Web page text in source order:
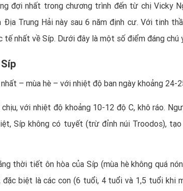
đợi nhất trong chương trình đến từ chị Vicky
Trung Hải này sau 6 năm định cư. Với tinh
nhất về Síp. Dưới đây là một số điểm đáng chú
– mùa hè – với nhiệt độ ban ngày khoảng 24-
với nhiệt độ khoảng 10-12 độ C, khô ráo.
Síp không có tuyết (trừ đỉnh núi Troodos),
thời tiết ôn hòa của Síp (mùa hè không quá
đặc biệt là các con (6 tuổi, 4 tuổi và 1,5 tuổi khi